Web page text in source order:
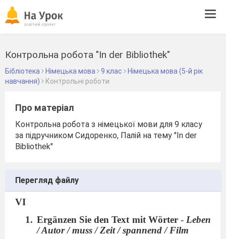
Контрольна робота "In der Bibliothek"
Бібліотека Німецька мова 9 клас
Німецька мова (5-й рік
навчання)
Контрольні роботи
Про матеріал
Контрольна робота з німецької мови для 9 класу
за підручником Сидоренко, Палій на тему "In der
Bibliothek"
Перегляд файлу
VI
Ergänzen Sie den Text mit Wörter-Leben
/ Autor / muss / Zeit / spannend / Film